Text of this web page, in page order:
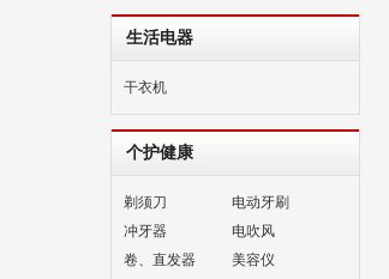
生活电器
干衣机
个护健康
剃须刀
电动牙刷
冲牙器
电吹风
卷、直发器
美容仪